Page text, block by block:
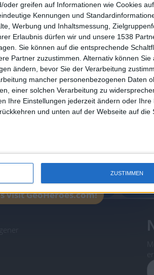
greifen auf Informationen wie Cookies
Kennungen und
Werbung und Inhaltsmessung,
Erlaubnis dürfen wir und unsere 1538
Sie können auf die entsprechende
Partner zuzustimmen. Alternativ können Sie
ändern, bevor Sie der Verarbeitung
mancher personenbezogenen Daten
einer solchen Verarbeitung zu
Ihre Einstellungen jederzeit ändern oder Ihre
und unten auf der Webseite auf die
ZUSTIMMEN
?"));alert('Hallo '+pseudo);
oder einen Fehler melden
giochi-geografici.com
you’re visiting from
speaking country
version now and be among
submit your score on our
leaderboards!
visit GeoHeroes.com!